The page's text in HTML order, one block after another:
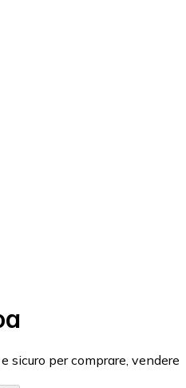
sicuro per comprare, vendere